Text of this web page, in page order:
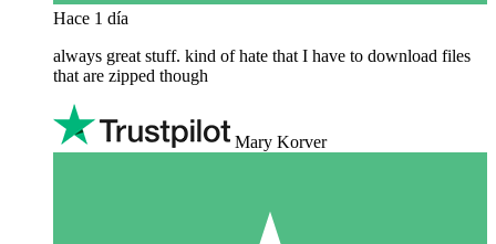
Hace 1 día
always great stuff. kind of hate that I have to download files
that are zipped though
Mary Korver